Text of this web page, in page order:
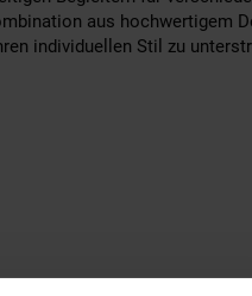
aus hochwertigem
individuellen Stil zu